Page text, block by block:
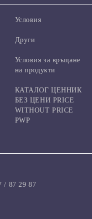
Условия
Други
Условия за връщане
на продукти
КАТАЛОГ ЦЕННИК
БЕЗ ЦЕНИ PRICE
WITHOUT PRICE
PWP
/ 87 29 87